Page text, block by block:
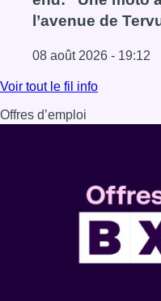
l’avenue de
08 août 2026 - 19:12
Lire l'article Marathon
Voir tout le fil info
Offres d’emploi